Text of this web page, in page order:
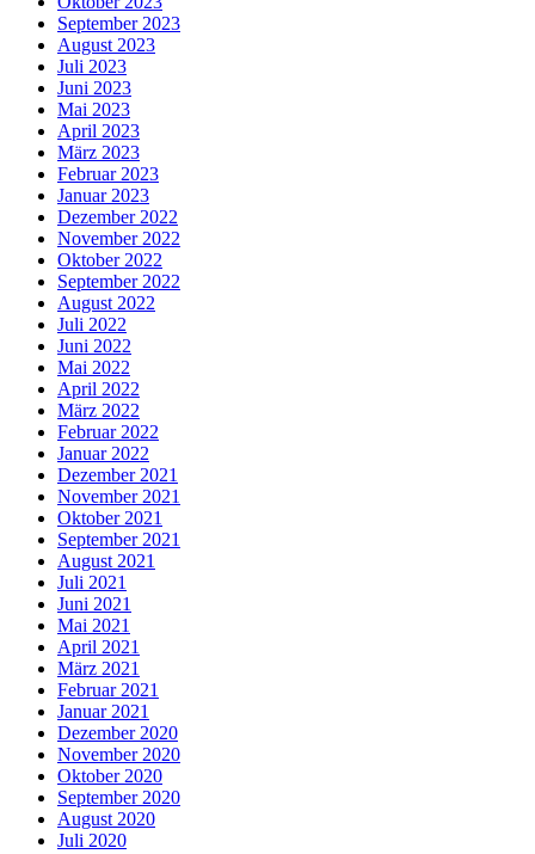
September 2023
August 2023
Juli 2023
Juni 2023
Mai 2023
April 2023
März 2023
Februar 2023
Januar 2023
Dezember 2022
November 2022
Oktober 2022
September 2022
August 2022
Juli 2022
Juni 2022
Mai 2022
April 2022
März 2022
Februar 2022
Januar 2022
Dezember 2021
November 2021
Oktober 2021
September 2021
August 2021
Juli 2021
Juni 2021
Mai 2021
April 2021
März 2021
Februar 2021
Januar 2021
Dezember 2020
November 2020
Oktober 2020
September 2020
August 2020
Juli 2020